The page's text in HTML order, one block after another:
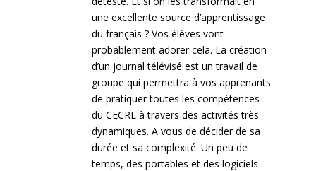
une excellente source d’apprentissage
du français ? Vos élèves vont
probablement adorer cela. La création
d’un journal télévisé est un travail de
groupe qui permettra à vos apprenants
de pratiquer toutes les compétences
du CECRL à travers des activités très
dynamiques. A vous de décider de sa
durée et sa complexité. Un peu de
temps, des portables et des logiciels